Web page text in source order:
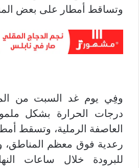
وتساقط أمطار على بعض
وفِي يوم غد السبت من
درجات الحرارة بشكل
العاصفة الرملية، وتسقط
رعدية فوق معظم المناطق،
للبرودة خلال ساعات